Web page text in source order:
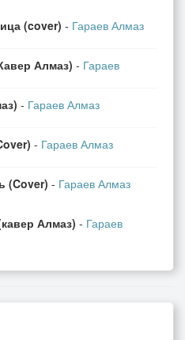
(cover) - Гараев Алмаз
Алмаз) - Гараев
- Гараев Алмаз
- Гараев Алмаз
(Cover) - Гараев Алмаз
Алмаз) - Гараев